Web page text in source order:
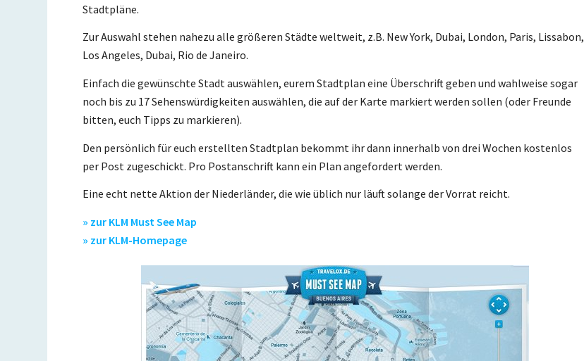
Stadtpläne.
Zur Auswahl stehen nahezu alle größeren Städte weltweit, z.B. New York, Dubai, London, Paris, Lissabon,
Los Angeles, Dubai, Rio de Janeiro.
Einfach die gewünschte Stadt auswählen, eurem Stadtplan eine Überschrift geben und wahlweise sogar
noch bis zu 17 Sehenswürdigkeiten auswählen, die auf der Karte markiert werden sollen (oder Freunde
bitten, euch Tipps zu markieren).
Den persönlich für euch erstellten Stadtplan bekommt ihr dann innerhalb von drei Wochen kostenlos
per Post zugeschickt. Pro Postanschrift kann ein Plan angefordert werden.
Eine echt nette Aktion der Niederländer, die wie üblich nur läuft solange der Vorrat reicht.
» zur KLM Must See Map
» zur KLM-Homepage